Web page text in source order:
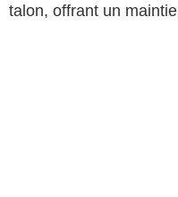
talon, offrant un